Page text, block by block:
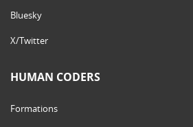
Bluesky
X/Twitter
HUMAN CODERS
Formations